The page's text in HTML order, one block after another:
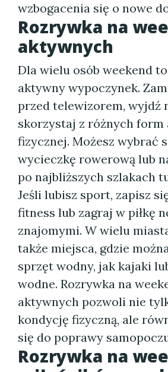
wzbogacenia się o nowe
Rozrywka na
aktywnych
Dla wielu osób weekend
aktywny wypoczynek.
przed telewizorem, wyjdź
skorzystaj z różnych form
fizycznej. Możesz wybrać
wycieczkę rowerową lub
po najbliższych szlakach
Jeśli lubisz sport, zapisz
fitness lub zagraj w piłkę
znajomymi. W wielu
także miejsca, gdzie
sprzęt wodny, jak kajaki
wodne. Rozrywka na
aktywnych pozwoli nie
kondycję fizyczną, ale
się do poprawy
Rozrywka na